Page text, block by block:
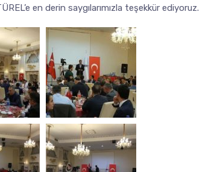
en derin saygılarımızla teşekkür ediyoruz.